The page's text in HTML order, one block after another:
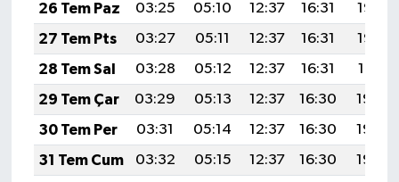
26 Tem Paz
03:25 05:10 12:37 16:31
19:53
27 Tem Pts
03:27 05:11 12:37 16:31
19:52
28 Tem Sal
03:28 05:12 12:37 16:31
19:51
29 Tem Çar
03:29 05:13 12:37 16:30
19:50
30 Tem Per
03:31 05:14 12:37 16:30
19:49
31 Tem Cum
03:32 05:15 12:37 16:30
19:48